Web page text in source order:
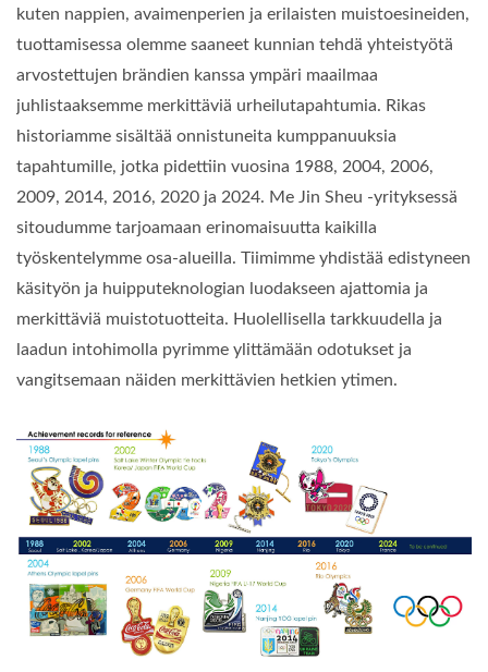
kuten nappien, avaimenperien ja erilaisten muistoesineiden,
tuottamisessa olemme saaneet kunnian tehdä yhteistyötä
arvostettujen brändien kanssa ympäri maailmaa
juhlistaaksemme merkittäviä urheilutapahtumia. Rikas
historiamme sisältää onnistuneita kumppanuuksia
tapahtumille, jotka pidettiin vuosina 1988, 2004, 2006,
2009, 2014, 2016, 2020 ja 2024. Me Jin Sheu -yrityksessä
sitoudumme tarjoamaan erinomaisuutta kaikilla
työskentelymme osa-alueilla. Tiimimme yhdistää edistyneen
käsityön ja huipputeknologian luodakseen ajattomia ja
merkittäviä muistotuotteita. Huolellisella tarkkuudella ja
laadun intohimolla pyrimme ylittämään odotukset ja
vangitsemaan näiden merkittävien hetkien ytimen.